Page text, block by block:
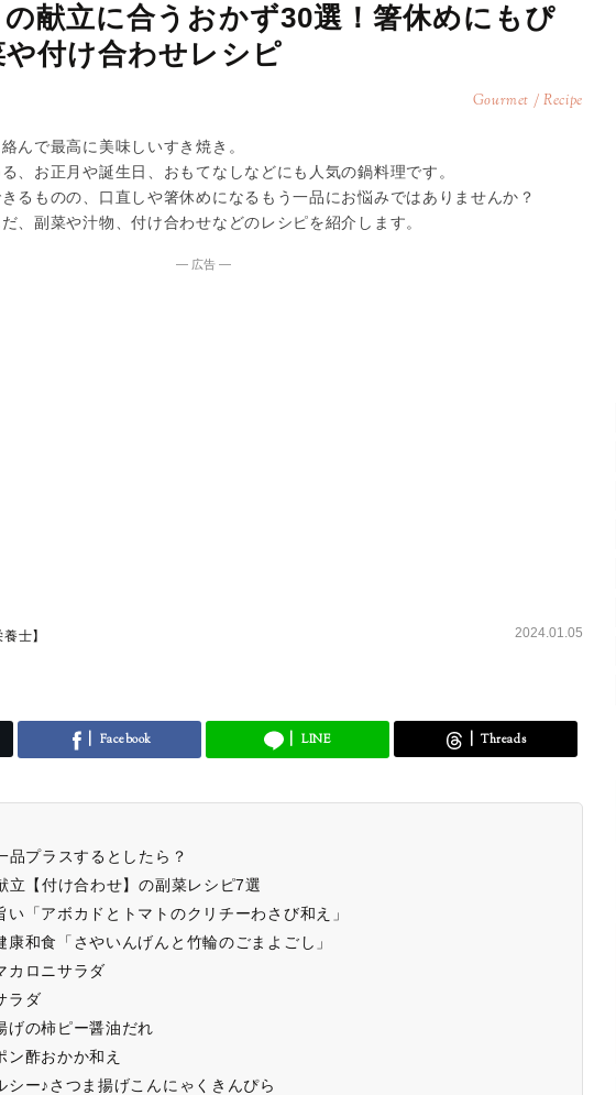
の献立に合うおかず30選！箸休めにもぴ
付け合わせレシピ
Gourmet / Recipe
んで最高に美味しいすき焼き。
、お正月や誕生日、おもてなしなどにも人気の鍋料理です。
るものの、口直しや箸休めになるもう一品にお悩みではありませんか？
、副菜や汁物、付け合わせなどのレシピを紹介します。
― 広告 ―
士】 2024.01.05
Facebook LINE Threads
品プラスするとしたら？
立【付け合わせ】の副菜レシピ7選
「アボカドとトマトのクリチーわさび和え」
和食「さやいんげんと竹輪のごまよごし」
ロニサラダ
ラダ
の柿ピー醤油だれ
酢おかか和え
ー♪さつま揚げこんにゃくきんぴら